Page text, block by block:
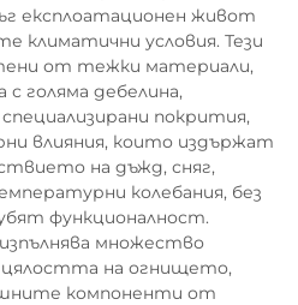
експлоатационен живот
климатични условия. Тези
от тежки материали,
голяма дебелина,
покрития,
влияния, които издържат
на дъжд, сняг,
колебания, без
функционалност.
множество
цялостта на огнището,
компоненти от